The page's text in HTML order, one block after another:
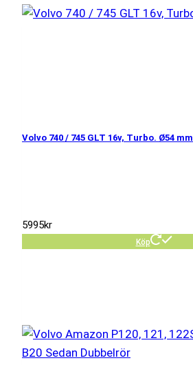
Volvo 740 / 745 GLT 16v, Turbo. Ø54 mm
5995kr
Köp